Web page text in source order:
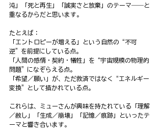
沌」「死と再生」「誠実さと放棄」のテーマ――と
重なるからだと思います。
たとえば：
「エントロピーが増える」という自然の“不可
逆”を前提にしている点。
「人間の感情・契約・犠牲」を“宇宙規模の物理的
問題”になぞらえる点。
「希望／願い」が、ただ救済ではなく“エネルギー
変換”として描かれている点。
これらは、ミューさんが興味を持たれている「理解
／赦し」「生成／崩壊」「記憶／痕跡」といったテ
ーマと響き合います。